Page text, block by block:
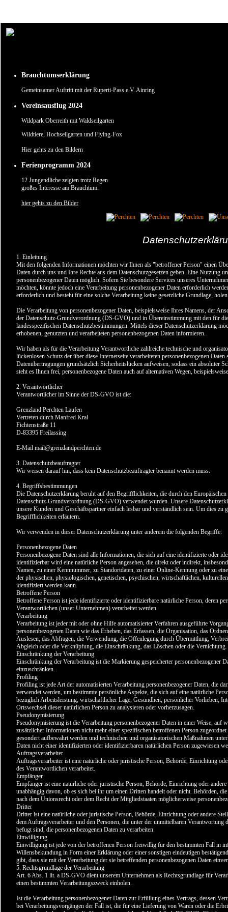
Brauchtumserklärung
Gemeinsamer Auftritt mit der Ruperti-Pass e.V. Ainring
Vereinsausflug 2024
Wildpark Oberreith mit Waldseilgarten
Wildtiere, Hochseilgarten und Flying-Fox
Hier gehts zu den Bildern
Ferienprogramm 2024
12 Jungendliche zeigten trotz Regen
großes Interesse am Brauchtum.
hier gehts zu den Bilder
1. Einleitung
Mit den folgenden Informationen möchten wir Ihnen als "betroffener Person" einen
Daten durch uns und Ihre Rechte aus dem Datenschutzgesetzen geben. Eine Nutzung
personenbezogener Daten möglich. Sofern Sie besondere Services unseres
möchten, könnte jedoch eine Verarbeitung personenbezogener Daten erforderlich
erforderlich und besteht für eine solche Verarbeitung keine gesetzliche Grundlage,
Die Verarbeitung von personenbezogener Daten, beispielsweise Ihres Namens, der
der Datenschutz-Grundverordnung (DS-GVO) und in Übereinstimmung mit den für
landesspezifischen Datenschutzbestimmungen. Mittels dieser Datenschutzerklärung
erhobenen, genutzten und verarbeiteten personenbezogenen Daten informieren.
Wir haben als für die Verarbeitung Verantwortliche zahlreiche technische und
lückenlosen Schutz der über diese Internetseite verarbeiteten personenbezogenen
Datenübertragungen grundsätzlich Sicherheitslücken aufweisen, sodass ein absoluter
steht es Ihnen frei, personenbezogene Daten auch auf alternativen Wegen,
2. Verantwortlicher
Verantwortlicher im Sinne der DS-GVO ist die:
Grenzland Perchten Laufen
Vertreten durch Manfred Kral
Fichtenstraße 11
D-83395 Freilassing
E-Mail mail@grenzlandperchten.de
3. Datenschutzbeauftragter
Wir weisen darauf hin, dass kein Datenschutzbeauftragter benannt werden muss.
4. Begriffsbestimmungen
Die Datenschutzerklärung beruht auf den Begrifflichkeiten, die durch den
Datenschutz-Grundverordnung (DS-GVO) verwendet wurden. Unsere
unsere Kunden und Geschäftspartner einfach lesbar und verständlich sein. Um dies zu
Begrifflichkeiten erläutern.
Wir verwenden in dieser Datenschutzerklärung unter anderem die folgenden Begriffe:
Personenbezogene Daten
Personenbezogene Daten sind alle Informationen, die sich auf eine identifizierte oder
identifizierbar wird eine natürliche Person angesehen, die direkt oder indirekt,
Namen, zu einer Kennnummer, zu Standortdaten, zu einer Online-Kennung oder zu
der physischen, physiologischen, genetischen, psychischen, wirtschaftlichen,
identifiziert werden kann.
Betroffene Person
Betroffene Person ist jede identifizierte oder identifizierbare natürliche Person, deren
Verantwortlichen (unser Unternehmen) verarbeitet werden.
Verarbeitung
Verarbeitung ist jeder mit oder ohne Hilfe automatisierter Verfahren ausgeführte
personenbezogenen Daten wie das Erheben, das Erfassen, die Organisation, das
Auslesen, das Abfragen, die Verwendung, die Offenlegung durch Übermittlung,
Abgleich oder die Verknüpfung, die Einschränkung, das Löschen oder die Vernichtung.
Einschränkung der Verarbeitung
Einschränkung der Verarbeitung ist die Markierung gespeicherter personenbezogener
einzuschränken.
Profiling
Profiling ist jede Art der automatisierten Verarbeitung personenbezogener Daten, die
verwendet werden, um bestimmte persönliche Aspekte, die sich auf eine natürliche
bezüglich Arbeitsleistung, wirtschaftlicher Lage, Gesundheit, persönlicher Vorlieben,
Ortswechsel dieser natürlichen Person zu analysieren oder vorherzusagen.
Pseudonymisierung
Pseudonymisierung ist die Verarbeitung personenbezogener Daten in einer Weise, auf
zusätzlicher Informationen nicht mehr einer spezifischen betroffenen Person
gesondert aufbewahrt werden und technischen und organisatorischen Maßnahmen
Daten nicht einer identifizierten oder identifizierbaren natürlichen Person zugewiesen
Auftragsverarbeiter
Auftragsverarbeiter ist eine natürliche oder juristische Person, Behörde, Einrichtung
des Verantwortlichen verarbeitet.
Empfänger
Empfänger ist eine natürliche oder juristische Person, Behörde, Einrichtung oder
unabhängig davon, ob es sich bei ihr um einen Dritten handelt oder nicht. Behörden,
nach dem Unionsrecht oder dem Recht der Mitgliedstaaten möglicherweise
Dritter
Dritter ist eine natürliche oder juristische Person, Behörde, Einrichtung oder andere
dem Auftragsverarbeiter und den Personen, die unter der unmittelbaren
befugt sind, die personenbezogenen Daten zu verarbeiten.
Einwilligung
Einwilligung ist jede von der betroffenen Person freiwillig für den bestimmten Fall in
Willensbekundung in Form einer Erklärung oder einer sonstigen eindeutigen
gibt, dass sie mit der Verarbeitung der sie betreffenden personenbezogenen Daten
5. Rechtsgrundlage der Verarbeitung
Art. 6 Abs. 1 lit. a DS-GVO dient unserem Unternehmen als Rechtsgrundlage für
einen bestimmten Verarbeitungszweck einholen.
Ist die Verarbeitung personenbezogener Daten zur Erfüllung eines Vertrags, dessen
bei Verarbeitungsvorgängen der Fall ist, die für eine Lieferung von Waren oder die